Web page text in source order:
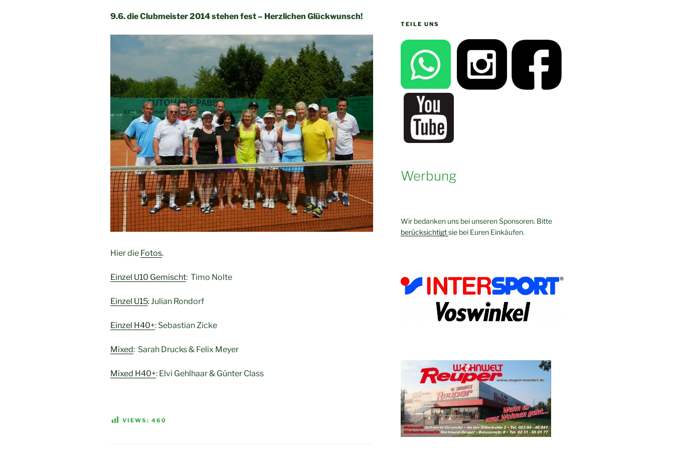
9.6. die Clubmeister 2014 stehen fest – Herzlichen Glückwunsch!
Hier die Fotos.
Einzel U10 Gemischt: Timo Nolte
Einzel U15: Julian Rondorf
Einzel H40+: Sebastian Zicke
Mixed: Sarah Drucks & Felix Meyer
Mixed H40+: Elvi Gehlhaar & Günter Class
VIEWS: 460
TEILE UNS
Werbung
Wir bedanken uns bei unseren Sponsoren. Bitte
berücksichtigtsie bei Euren Einkäufen.